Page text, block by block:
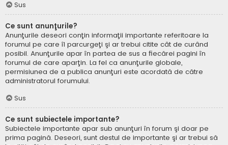
Sus
Ce sunt anunţurile?
Anunţurile deseori conţin informaţii importante referitoare la
forumul pe care îl parcurgeţi şi ar trebui citite cât de curând
posibil. Anunţurile apar în partea de sus a fiecărei pagini în
forumul de care aparţin. La fel ca anunţurile globale,
permisiunea de a publica anunţuri este acordată de către
administratorul forumului.
Sus
Ce sunt subiectele importante?
Subiectele importante apar sub anunţuri în forum şi doar pe
prima pagină. Deseori, sunt destul de importante şi ar trebui să